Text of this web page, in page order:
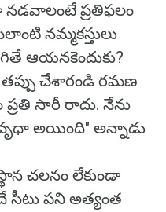
నడవాలంటే ప్రతిఫలం
నమ్మకస్తులు
ఆయనకెందుకు?
చేశారండి రమణ
సారీ రాదు. నేను
అయింది" అన్నాడు
చలనం లేకుండా
పని అత్యంత